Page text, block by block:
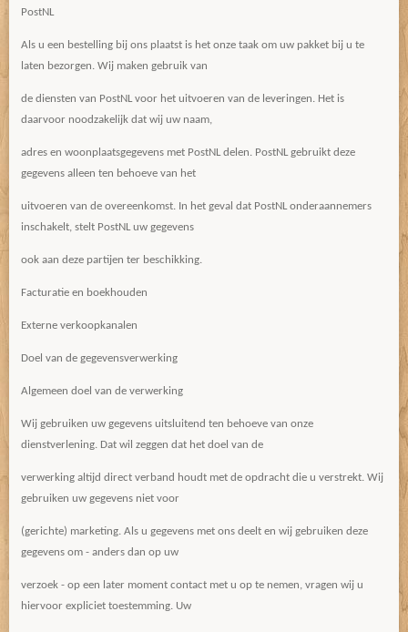
PostNL
Als u een bestelling bij ons plaatst is het onze taak om uw pakket bij u te
laten bezorgen. Wij maken gebruik van
de diensten van PostNL voor het uitvoeren van de leveringen. Het is
daarvoor noodzakelijk dat wij uw naam,
adres en woonplaatsgegevens met PostNL delen. PostNL gebruikt deze
gegevens alleen ten behoeve van het
uitvoeren van de overeenkomst. In het geval dat PostNL onderaannemers
inschakelt, stelt PostNL uw gegevens
ook aan deze partijen ter beschikking.
Facturatie en boekhouden
Externe verkoopkanalen
Doel van de gegevensverwerking
Algemeen doel van de verwerking
Wij gebruiken uw gegevens uitsluitend ten behoeve van onze
dienstverlening. Dat wil zeggen dat het doel van de
verwerking altijd direct verband houdt met de opdracht die u verstrekt. Wij
gebruiken uw gegevens niet voor
(gerichte) marketing. Als u gegevens met ons deelt en wij gebruiken deze
gegevens om - anders dan op uw
verzoek - op een later moment contact met u op te nemen, vragen wij u
hiervoor expliciet toestemming. Uw